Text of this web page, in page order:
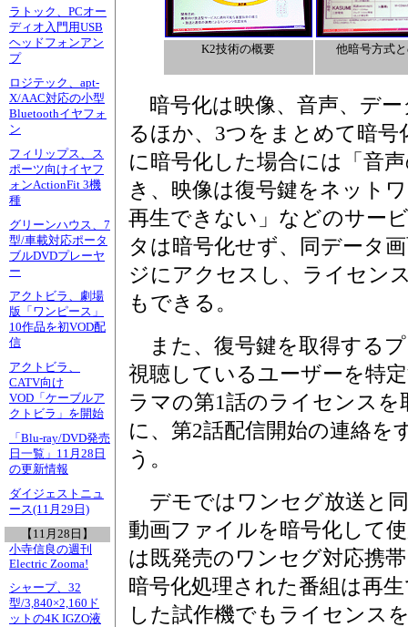
ラトック、PCオー
ディオ入門用USB
ヘッドフォンアン
プ
ロジテック、apt-
X/AAC対応の小型
Bluetoothイヤフォ
ン
フィリップス、ス
ポーツ向けイヤフ
ォンActionFit 3機
種
グリーンハウス、7
型/車載対応ポータ
ブルDVDプレーヤ
ー
アクトビラ、劇場
版「ワンピース」
10作品を初VOD配
信
アクトビラ、
CATV向け
VOD「ケーブルア
クトビラ」を開始
「Blu-ray/DVD発売
日一覧」11月28日
の更新情報
ダイジェストニュ
ース(11月29日)
【11月28日】
小寺信良の週刊
Electric Zooma!
シャープ、32
型/3,840×2,160ド
ットの4K IGZO液
K2技術の概要 他暗号方式
暗号化は映像、音声、デ
るほか、3つをまとめて暗
に暗号化した場合には「音
き、映像は復号鍵をネット
再生できない」などのサー
タは暗号化せず、同データ
ジにアクセスし、ライセン
もできる。
また、復号鍵を取得する
視聴しているユーザーを特
ラマの第1話のライセンス
に、第2話配信開始の連絡を
う。
デモではワンセグ放送と同
動画ファイルを暗号化して
は既発売のワンセグ対応携
暗号化処理された番組は再
した試作機でもライセンス